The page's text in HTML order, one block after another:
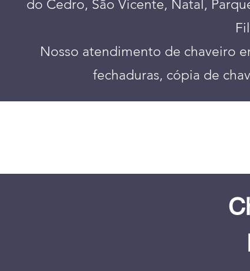
do Cedro, São Vicente, Natal,
Nosso atendimento de chaveiro
fechaduras, cópia de